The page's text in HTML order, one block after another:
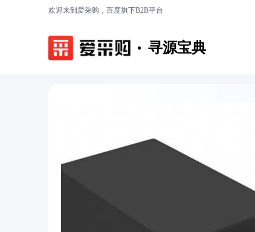
欢迎来到爱采购，百度旗下B2B平台
寻源宝典